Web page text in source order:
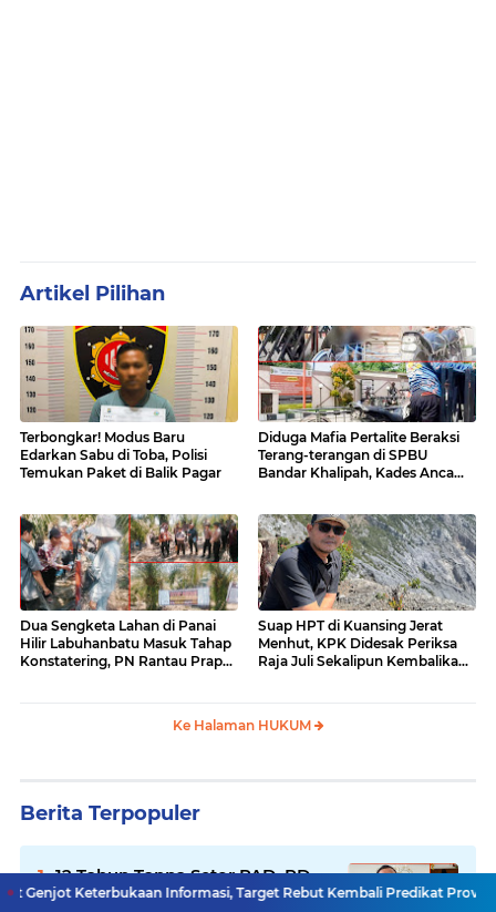
Artikel Pilihan
Terbongkar! Modus Baru
Edarkan Sabu di Toba, Polisi
Temukan Paket di Balik Pagar
Diduga Mafia Pertalite Beraksi
Terang-terangan di SPBU
Bandar Khalipah, Kades Ancam
Dua Sengketa Lahan di Panai
Hilir Labuhanbatu Masuk Tahap
Konstatering, PN Rantau Prapat
Suap HPT di Kuansing Jerat
Menhut, KPK Didesak Periksa
Raja Juli Sekalipun Kembalikan
Ke Halaman HUKUM
Berita Terpopuler
12 Tahun Tanpa Setor PAD, PD
AIJ Sumut Bidik Kebangkitan
Informasi, Target Rebut Kembali Predikat Provinsi Informatif